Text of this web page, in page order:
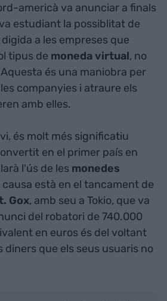
americà va anunciar a finals
estudiant la possiblitat de
a les empreses que
tipus de moneda virtual, no
és una maniobra per
companyies i atraure els
amb elles.
és molt més significatiu
en el primer país en
l'ús de les monedes
causa està en el tancament de
Gox, amb seu a Tokio, que va
del robatori de 740.000
en euros és del voltant
diners que els seus usuaris no